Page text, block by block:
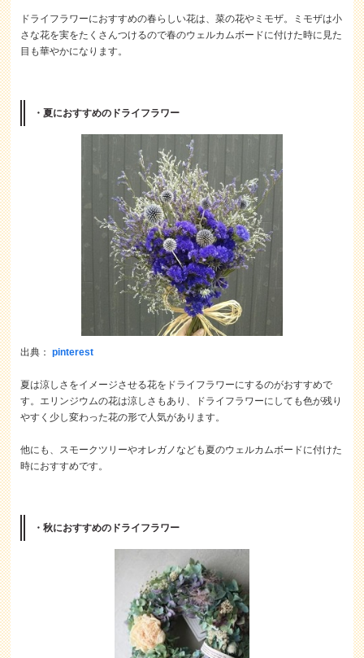
ドライフラワーにおすすめの春らしい花は、菜の花やミモザ。ミモザは小
さな花を実をたくさんつけるので春のウェルカムボードに付けた時に見た
目も華やかになります。
・夏におすすめのドライフラワー
出典：pinterest
夏は涼しさをイメージさせる花をドライフラワーにするのがおすすめで
す。エリンジウムの花は涼しさもあり、ドライフラワーにしても色が残り
やすく少し変わった花の形で人気があります。
他にも、スモークツリーやオレガノなども夏のウェルカムボードに付けた
時におすすめです。
・秋におすすめのドライフラワー